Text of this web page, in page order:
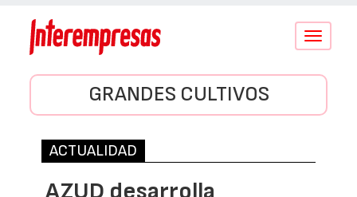
Conmutar
GRANDES CULTIVOS
ACTUALIDAD